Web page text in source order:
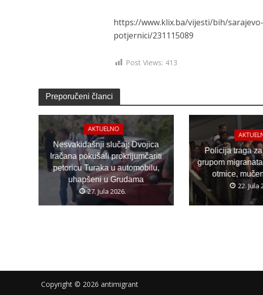
https://www.klix.ba/vijesti/bih/
potjernici/231115089
Post Views: 413
Preporučeni članci
AKTUELNO
Nesvakidašnji slučaj: Dvojica
Iračana pokušali prokrijumčariti
petoricu Turaka u automobilu,
uhapšeni u Grudama
27. Jula 2026.
Policija traga
grupom
otmice,
22. Jula
Copyright © 2026 antimigrant